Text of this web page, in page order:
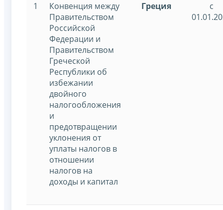
1
Конвенция между
Правительством
Российской
Федерации и
Правительством
Греческой
Республики об
избежании
двойного
налогообложения
и
предотвращении
уклонения от
уплаты налогов в
отношении
налогов на
доходы и капитал
Греция
с